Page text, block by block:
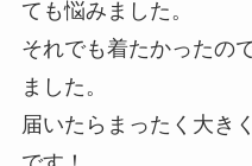
ても悩みました。
それでも着たかったの
ました。
届いたらまったく大き